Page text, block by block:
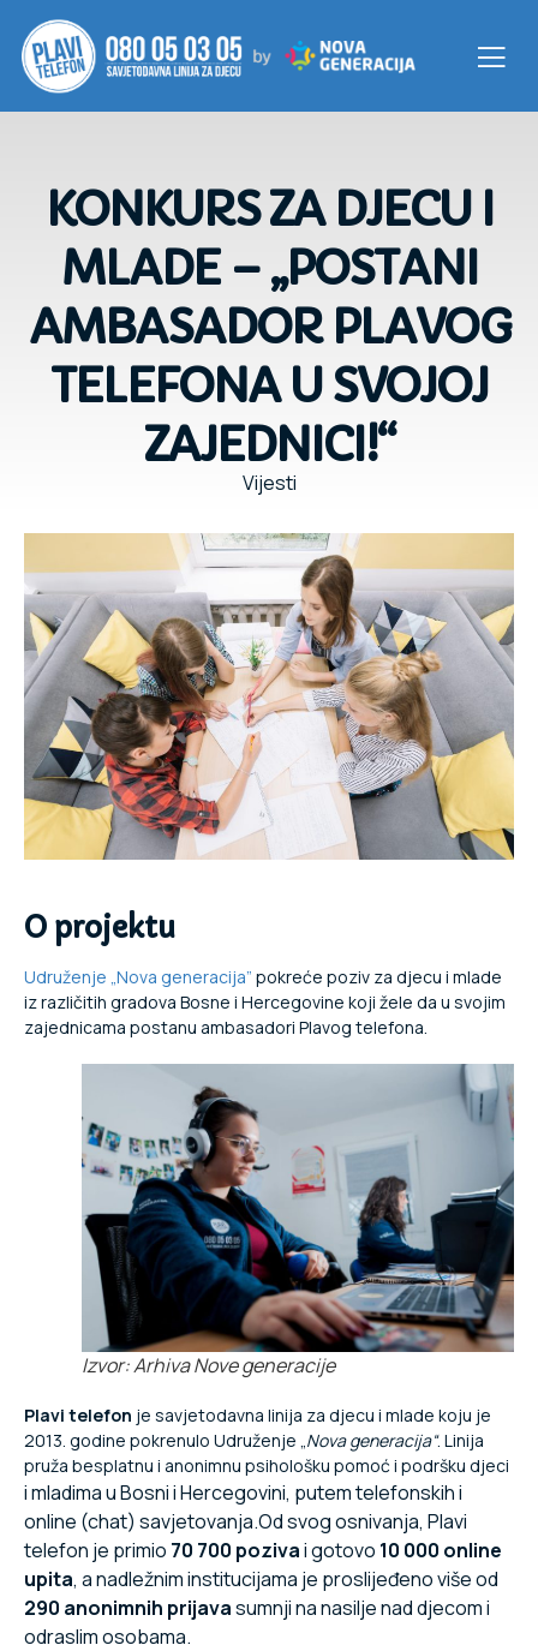
KONKURS ZA DJECU I
MLADE – „POSTANI
AMBASADOR PLAVOG
TELEFONA U SVOJOJ
ZAJEDNICI!“
Vijesti
O projektu
Udruženje „Nova generacija” pokreće poziv za djecu i mlade
iz različitih gradova Bosne i Hercegovine koji žele da u svojim
zajednicama postanu ambasadori Plavog telefona.
Izvor: Arhiva Nove generacije
Plavi telefon je savjetodavna linija za djecu i mlade koju je
2013. godine pokrenulo Udruženje „Nova generacija“. Linija
pruža besplatnu i anonimnu psihološku pomoć i podršku djeci
i mladima u Bosni i Hercegovini, putem telefonskihi
online (chat) savjetovanja.Od svog osnivanja, Plavi
telefon je primio 70 700 pozivai gotovo 10 000 online
upita, a nadležnim institucijama je proslijeđeno više od
290 anonimnih prijavasumnji na nasilje nad djecom i
odraslim osobama.